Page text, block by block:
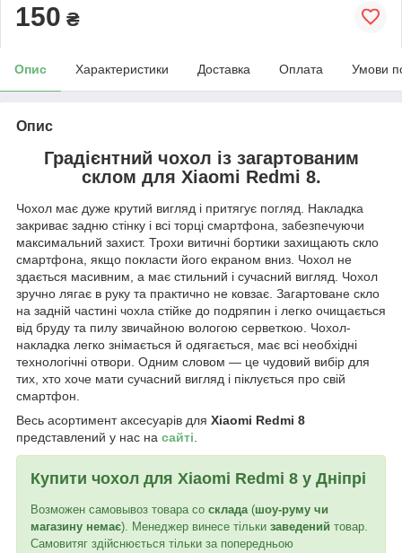
150 ₴
Опис Характеристики Доставка Оплата Умови
Опис
Градієнтний чохол із загартованим
склом для Xiaomi Redmi 8.
Чохол має дуже крутий вигляд і притягує погляд. Накладка
закриває задню стінку і всі торці смартфона, забезпечуючи
максимальний захист. Трохи витичні бортики захищають скло
смартфона, якщо покласти його екраном вниз. Чохол не
здається масивним, а має стильний і сучасний вигляд. Чохол
зручно лягає в руку та практично не ковзає. Загартоване скло
на задній частині чохла стійке до подряпин і легко очищається
від бруду та пилу звичайною вологою серветкою. Чохол-
накладка легко знімається й одягається, має всі необхідні
технологічні отвори. Одним словом — це чудовий вибір для
тих, хто хоче мати сучасний вигляд і піклується про свій
смартфон.
Весь асортимент аксесуарів для Xiaomi Redmi 8
представлений у нас на сайті.
Купити чохол для Xiaomi Redmi 8 у Дніпрі
Возможен самовывоз товара со склада(шоу-руму чи
магазину немає). Менеджер винесе тільки заведений товар.
Самовитяг здійснюється тільки за попередньою